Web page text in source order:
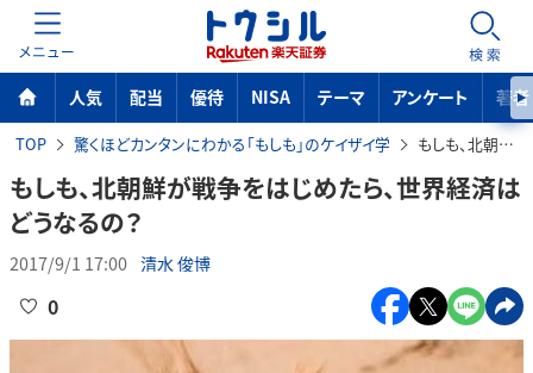
MENU 検索
人気 配当 優待 NISA テーマ アンケート 著者
TOP 驚くほどカンタンにわかる「もしも」のケイザイ学 もしも、北朝鮮が戦争をはじめたら、世界経済はどうなるの？
もしも、北朝鮮が戦争をはじめたら、世界経済は
どうなるの？
2017/9/1 17:00 清水 俊博
0